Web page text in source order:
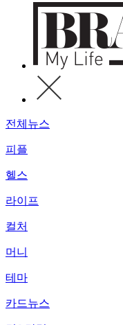
전체뉴스
피플
헬스
라이프
컬처
머니
테마
카드뉴스